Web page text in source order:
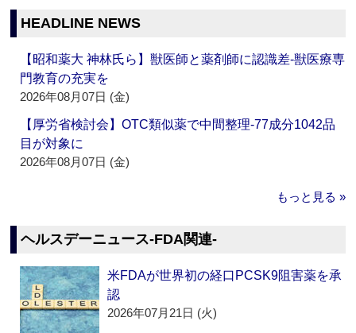
HEADLINE NEWS
【昭和薬大 神林氏ら】獣医師と薬剤師に認識差‐獣医療専
門教育の充実を
2026年08月07日 (金)
【厚労省検討会】OTC類似薬で中間整理‐77成分1042品
目が対象に
2026年08月07日 (金)
もっと見る »
ヘルスデーニュース‐FDA関連‐
米FDAが世界初の経口PCSK9阻害薬を承
認
2026年07月21日 (火)